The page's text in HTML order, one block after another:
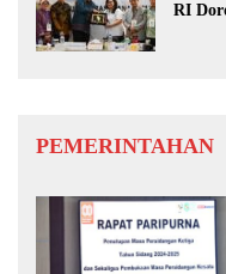
RI
PEMERINTAHAN